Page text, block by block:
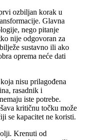
ozbiljan korak u
Glavna
nego pitanje
nije odgovoran za
sustavno ili ako
oprema neće dati
nisu prilagođena
rasadnik i
iste potrebe.
kritičnu točku može
se kapacitet ne koristi.
Krenuti od